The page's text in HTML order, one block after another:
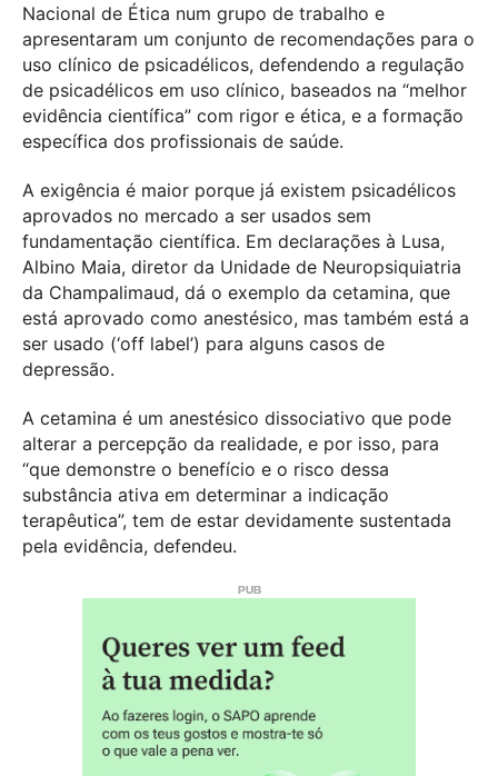
Nacional de Ética num grupo de trabalho e
apresentaram um conjunto de recomendações para o
uso clínico de psicadélicos, defendendo a regulação
de psicadélicos em uso clínico, baseados na “melhor
evidência científica” com rigor e ética, e a formação
específica dos profissionais de saúde.
A exigência é maior porque já existem psicadélicos
aprovados no mercado a ser usados sem
fundamentação científica. Em declarações à Lusa,
Albino Maia, diretor da Unidade de Neuropsiquiatria
da Champalimaud, dá o exemplo da cetamina, que
está aprovado como anestésico, mas também está a
ser usado (‘off label’) para alguns casos de
depressão.
A cetamina é um anestésico dissociativo que pode
alterar a percepção da realidade, e por isso, para
“que demonstre o benefício e o risco dessa
substância ativa em determinar a indicação
terapêutica”, tem de estar devidamente sustentada
pela evidência, defendeu.